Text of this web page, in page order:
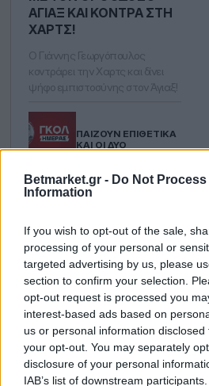
Betmarket.gr - Do Not Process
Information
If you wish to opt-out of the sale,
processing of your personal or
targeted advertising by us, please
section to confirm your selection.
opt-out request is processed you
interest-based ads based on
us or personal information
your opt-out. You may separately
disclosure of your personal
IAB’s list of downstream
ΆΓΙΑΞ ΚΑΙ ΚΌΝΤΡΑ ΣΤΗ
ΧΑΡΤΣ!
Ο Γιάννης Γεωργόπουλος
κοντράρει την Χαρτς και δίνει
ψήφο εμπιστοσύνης στον Άγιαξ!
ΠΑΊΖΟΥΝ ΕΠΙΘΕΤΙΚΆ
ΚΑΙ ΟΙ ΔΎΟ
ΘΈΛΕΙ ΝΑ ΑΠΟΔΕΊΞΕΙ
BETBUILDER ΣΕ
ΑΠΌΔΟΣΗ 3.60 ΑΠΌ
ΤΟ ΠΌΡΤΟ -
ΑΛΒΈΡΚΑ
ΝΌΜΙΜΕΣ